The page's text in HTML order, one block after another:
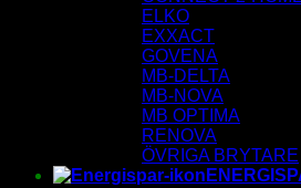
ELKO
EXXACT
GOVENA
MB-DELTA
MB-NOVA
MB OPTIMA
RENOVA
ÖVRIGA BRYTARE